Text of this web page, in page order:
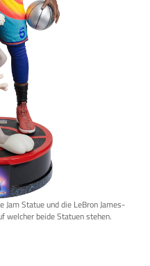
Statue und die LeBron James-
welcher beide Statuen stehen.